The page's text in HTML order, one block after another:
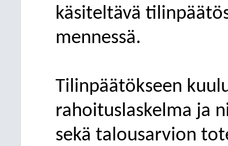
käsiteltävä
mennessä.
Tilinpäätökseen
rahoituslaskelma ja
sekä talousarvion